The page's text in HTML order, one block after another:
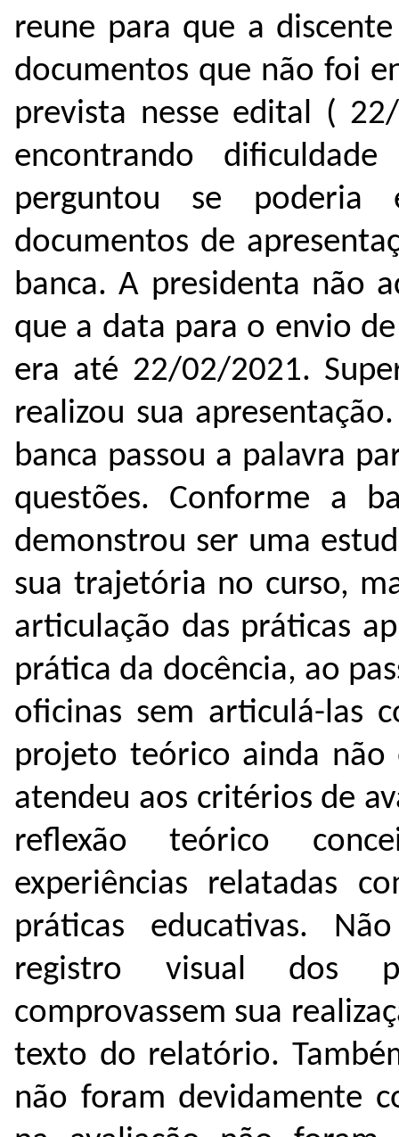
reune para que a
documentos que não foi
prevista nesse edital (
encontrando
perguntou se poderia
documentos de
banca. A presidenta não
que a data para o envio
era até 22/02/2021.
realizou sua
banca passou a palavra
questões. Conforme a
demonstrou ser uma
sua trajetória no curso,
articulação das práticas
prática da docência, ao
oficinas sem articulá-las
projeto teórico ainda não
atendeu aos critérios de
reflexão teórico
experiências relatadas
práticas educativas.
registro visual dos
comprovassem sua
texto do relatório.
não foram devidamente